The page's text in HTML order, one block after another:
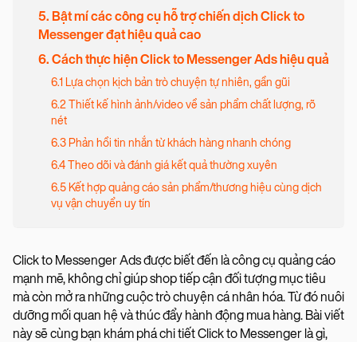
5. Bật mí các công cụ hỗ trợ chiến dịch Click to
Messenger đạt hiệu quả cao
6. Cách thực hiện Click to Messenger Ads hiệu quả
6.1 Lựa chọn kịch bản trò chuyện tự nhiên, gần gũi
6.2 Thiết kế hình ảnh/video về sản phẩm chất lượng, rõ
nét
6.3 Phản hồi tin nhắn từ khách hàng nhanh chóng
6.4 Theo dõi và đánh giá kết quả thường xuyên
6.5 Kết hợp quảng cáo sản phẩm/thương hiệu cùng dịch
vụ vận chuyển uy tín
Click to Messenger Ads được biết đến là công cụ quảng cáo
mạnh mẽ, không chỉ giúp shop tiếp cận đối tượng mục tiêu
mà còn mở ra những cuộc trò chuyện cá nhân hóa. Từ đó nuôi
dưỡng mối quan hệ và thúc đẩy hành động mua hàng. Bài viết
này sẽ cùng bạn khám phá chi tiết Click to Messenger là gì,